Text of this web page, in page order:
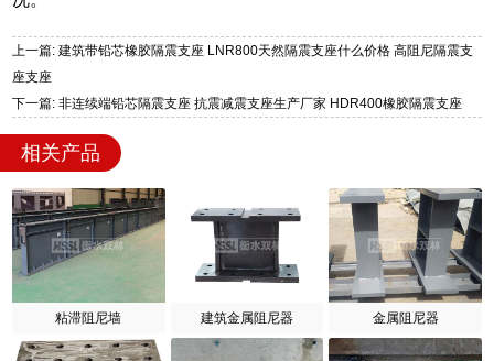
上一篇: 建筑带铅芯橡胶隔震支座 LNR800天然隔震支座什么价格 高阻尼隔震支
座支座
下一篇: 非连续端铅芯隔震支座 抗震减震支座生产厂家 HDR400橡胶隔震支座
相关产品
粘滞阻尼墙 建筑金属阻尼器 金属阻尼器